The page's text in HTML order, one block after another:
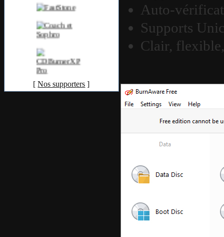
[Nos supporters ]
Auto-
Supports
Clair,